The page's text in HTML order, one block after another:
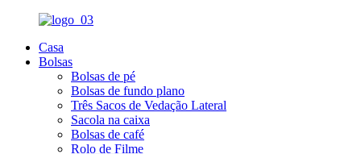
Casa
Bolsas
Bolsas de pé
Bolsas de fundo plano
Três Sacos de Vedação Lateral
Sacola na caixa
Bolsas de café
Rolo de Filme